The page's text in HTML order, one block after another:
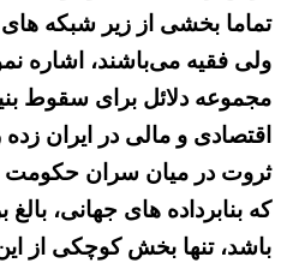
تماما بخشی از زیر شبکه
ولی فقیه می‌باشند، اشاره
مجموعه دلائل برای سقوط
اقتصادی و مالی در ایران
ثروت در میان سران حکومت
باشد، تنها بخش کوچکی از